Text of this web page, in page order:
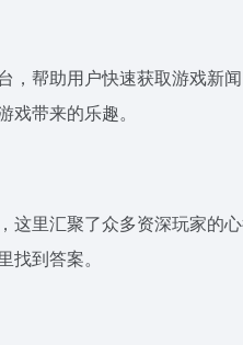
，帮助用户快速获取游戏新
带来的乐趣。
这里汇聚了众多资深玩家的
到答案。